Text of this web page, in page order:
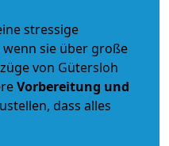
stressige
sie über große
von Gütersloh
Vorbereitung und
dass alles